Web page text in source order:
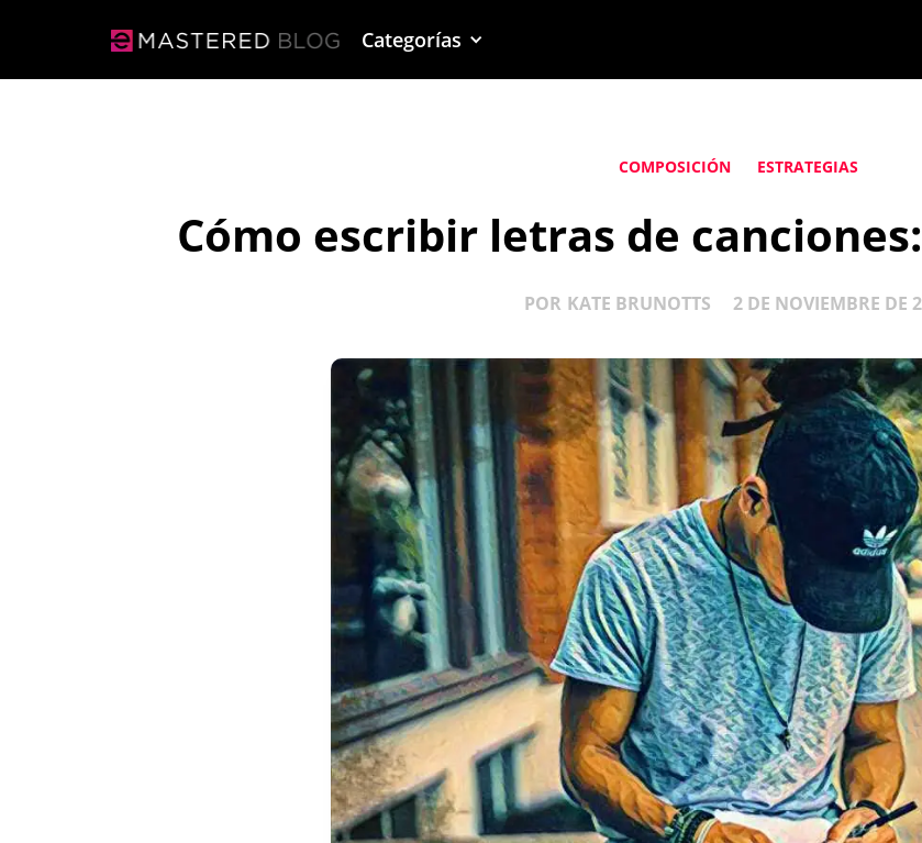
Categorías
COMPOSICIÓN ESTRATEGIAS
Cómo escribir letras de
POR KATE BRUNOTTS 2 DE NOVIEMBRE DE